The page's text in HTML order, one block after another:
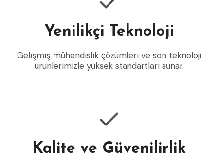
Yenilikçi Teknoloji
Gelişmiş mühendislik çözümleri ve son teknoloji
ürünlerimizle yüksek standartları sunar.
Kalite ve Güvenilirlik